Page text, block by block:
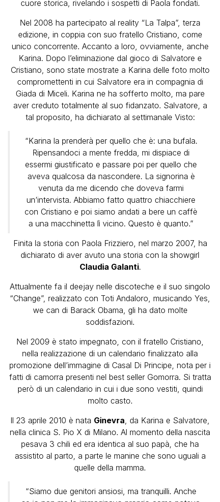
cuore storica, rivelando i sospetti di Paola fondati.
Nel 2008 ha partecipato al reality “La Talpa”, terza
edizione, in coppia con suo fratello Cristiano, come
unico concorrente. Accanto a loro, ovviamente, anche
Karina. Dopo l’eliminazione dal gioco di Salvatore e
Cristiano, sono state mostrate a Karina delle foto molto
compromettenti in cui Salvatore era in compagnia di
Giada di Miceli. Karina ne ha sofferto molto, ma pare
aver creduto totalmente al suo fidanzato. Salvatore, a
tal proposito, ha dichiarato al settimanale Visto:
“Karina la prenderà per quello che è: una bufala.
Ripensandoci a mente fredda, mi dispiace di
essermi giustificato e passare poi per quello che
aveva qualcosa da nascondere. La signorina è
venuta da me dicendo che doveva farmi
un’intervista. Abbiamo fatto quattro chiacchiere
con Cristiano e poi siamo andati a bere un caffè
a una macchinetta lì vicino. Questo è quanto.”
Finita la storia con Paola Frizziero, nel marzo 2007, ha
dichiarato di aver avuto una storia con la showgirl
Claudia Galanti.
Attualmente fa il deejay nelle discoteche e il suo singolo
“Change”, realizzato con Toti Andaloro, musicando Yes,
we can di Barack Obama, gli ha dato molte
soddisfazioni.
Nel 2009 è stato impegnato, con il fratello Cristiano,
nella realizzazione di un calendario finalizzato alla
promozione dell’immagine di Casal Di Principe, nota per i
fatti di camorra presenti nel best seller Gomorra. Si tratta
però di un calendario in cui i due sono vestiti, quindi
molto casto.
Il 23 aprile 2010 è nata Ginevra , da Karina e Salvatore,
nella clinica S. Pio X di Milano. Al momento della nascita
pesava 3 chili ed era identica al suo papà, che ha
assistito al parto, a parte le manine che sono uguali a
quelle della mamma.
“Siamo due genitori ansiosi, ma tranquilli. Anche